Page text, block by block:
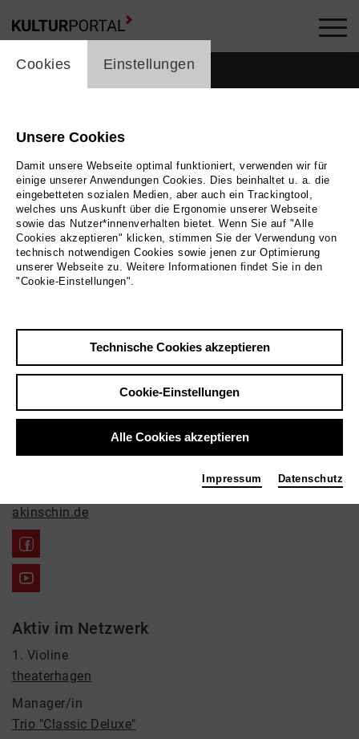
Natascha Akinschin
Film / Funk, Musik, Theater
Kontakt
+491735724600
akinschin.de
Aktiv im Netzwerk
1. Violine
theaterhagen
Manager/in
Trio "Classic Deluxe"
cookie_layer
Cookies Einstellungen
Unsere Cookies
Damit unsere Webseite optimal funktioniert, verwenden wir für
einige unserer Anwendungen Cookies. Dies beinhaltet u. a. die
eingebetteten sozialen Medien, aber auch ein Trackingtool,
welches uns Auskunft über die Ergonomie unserer Webseite
sowie das Nutzer*innenverhalten bietet. Wenn Sie auf "Alle
Cookies akzeptieren" klicken, stimmen Sie der Verwendung von
technisch notwendigen Cookies sowie jenen zur Optimierung
unserer Webseite zu. Weitere Informationen findet Sie in den
"Cookie-Einstellungen".
Technische Cookies akzeptieren
Cookie-Einstellungen
Alle Cookies akzeptieren
Impressum Datenschutz